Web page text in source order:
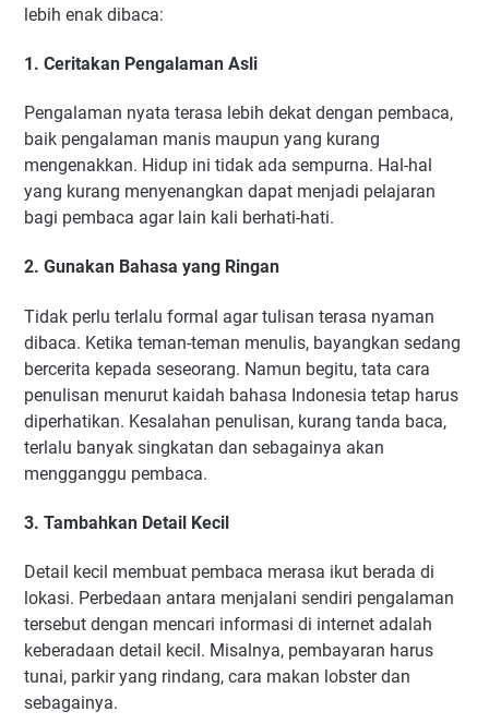
lebih enak dibaca:
1. Ceritakan Pengalaman Asli
Pengalaman nyata terasa lebih dekat dengan pembaca,
baik pengalaman manis maupun yang kurang
mengenakkan. Hidup ini tidak ada sempurna. Hal-hal
yang kurang menyenangkan dapat menjadi pelajaran
bagi pembaca agar lain kali berhati-hati.
2. Gunakan Bahasa yang Ringan
Tidak perlu terlalu formal agar tulisan terasa nyaman
dibaca. Ketika teman-teman menulis, bayangkan sedang
bercerita kepada seseorang. Namun begitu, tata cara
penulisan menurut kaidah bahasa Indonesia tetap harus
diperhatikan. Kesalahan penulisan, kurang tanda baca,
terlalu banyak singkatan dan sebagainya akan
mengganggu pembaca.
3. Tambahkan Detail Kecil
Detail kecil membuat pembaca merasa ikut berada di
lokasi. Perbedaan antara menjalani sendiri pengalaman
tersebut dengan mencari informasi di internet adalah
keberadaan detail kecil. Misalnya, pembayaran harus
tunai, parkir yang rindang, cara makan lobster dan
sebagainya.